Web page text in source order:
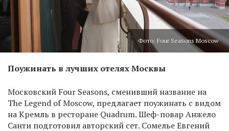
Фото: Four Seasons Moscow
Поужинать в лучших отелях Москвы
Московский Four Seasons, сменивший название на
The Legend of Moscow, предлагает поужинать с видом
на Кремль в ресторане Quadrum. Шеф-повар Анжело
Санти подготовил авторский сет. Сомелье Евгений